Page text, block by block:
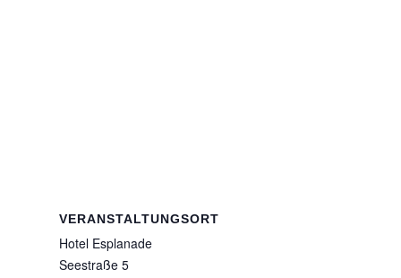
VERANSTALTUNGSORT
Hotel Esplanade
Seestraße 5